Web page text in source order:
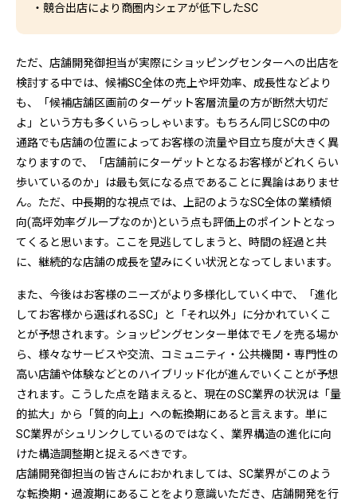
・競合出店により商圏内シェアが低下したSC
ただ、店舗開発御担当が実際にショッピングセンターへの出店を
検討する中では、候補SC全体の売上や坪効率、成長性などより
も、「候補店舗区画前のターゲット客層流量の方が断然大切だ
よ」という方も多くいらっしゃいます。もちろん同じSCの中の
通路でも店舗の位置によってお客様の流量や目立ち度が大きく異
なりますので、「店舗前にターゲットとなるお客様がどれくらい
歩いているのか」は最も気になる点であることに異論はありませ
ん。ただ、中長期的な視点では、上記のようなSC全体の業績傾
向(高坪効率グループなのか)という点も評価上のポイントとなっ
てくると思います。ここを見逃してしまうと、時間の経過と共
に、継続的な店舗の成長を望みにくい状況となってしまいます。
また、今後はお客様のニーズがより多様化していく中で、「進化
してお客様から選ばれるSC」と「それ以外」に分かれていくこ
とが予想されます。ショッピングセンター単体でモノを売る場か
ら、様々なサービスや交流、コミュニティ・公共機関・専門性の
高い店舗や体験などとのハイブリッド化が進んでいくことが予想
されます。こうした点を踏まえると、現在のSC業界の状況は「量
的拡大」から「質的向上」への転換期にあると言えます。単に
SC業界がシュリンクしているのではなく、業界構造の進化に向
けた構造調整期と捉えるべきです。
店舗開発御担当の皆さんにおかれましては、SC業界がこのよう
な転換期・過渡期にあることをより意識いただき、店舗開発を行